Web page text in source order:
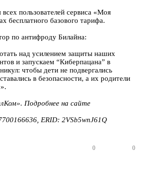
пользователей сервиса «Моя
бесплатного базового тарифа.
по антифроду Билайна:
над усилением защиты наших
и запускаем “Киберпацана” в
чтобы дети не подвергались
в безопасности, а их родители
Подробнее на сайте
ERID: 2VSb5wnJ61Q
0 0